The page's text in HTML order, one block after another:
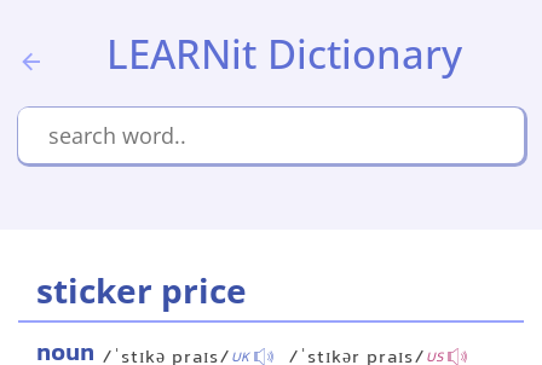
LEARNit Dictionary
sticker price
noun /ˈstɪkə praɪs/UK /ˈstɪkər praɪs/US